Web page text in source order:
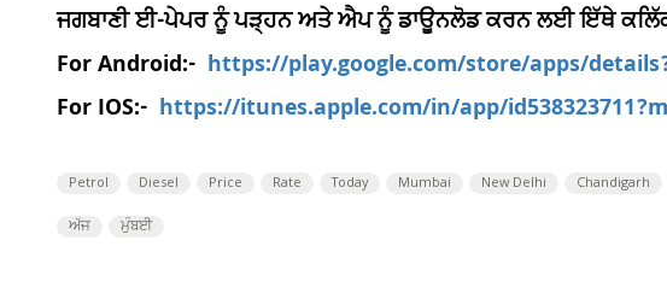
ਜਗਬਾਣੀ ਈ-ਪੇਪਰ ਨੂੰ ਪੜ੍ਹਨ ਅਤੇ ਐਪ ਨੂੰ ਡਾਊਨਲੋਡ ਕਰਨ ਲਈ ਇੱਥੇ
For Android:- https://play.google.com/store/apps/
For IOS:- https://itunes.apple.com/in/app/
Petrol Diesel Price Rate Today Mumbai New Delhi Chandigarh
ਅੱਜ ਮੁੰਬਈ